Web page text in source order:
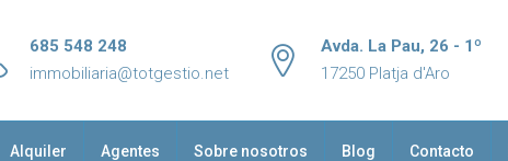
685 548 248
immobiliaria@totgestio.net
Avda. La Pau, 26 - 1º
17250 Platja d'Aro
Alquiler Agentes Sobre nosotros Blog Contacto